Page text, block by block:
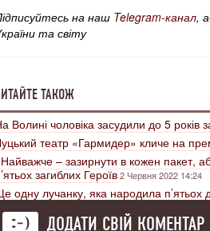
на наш Telegram-канал,
та світу
ТАКОЖ
Волині чоловіка засудили до 5 років
театр «Гармидер» кличе на
– зазирнути в кожен пакет,
загиблих Героїв2 Червня 2022 14:24
одну лучанку, яка народила п’ятьох
ДОДАТИ СВІЙ КОМЕНТАР